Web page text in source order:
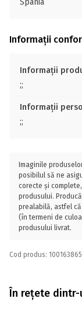
Spania
Informații
Informații
;;
Informații
;;
Imaginile
posibilul să ne
corecte și
produsului.
prealabilă, astfel
(în termeni de
produsului livrat.
Cod produs: 100163865
În rețete dintr-